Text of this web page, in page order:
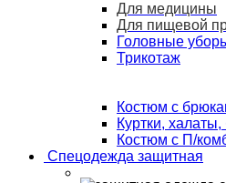
Для медицины
Для пищевой
Головные
Трикотаж
Костюм с
Куртки,
Костюм с П/
Спецодежда защитная